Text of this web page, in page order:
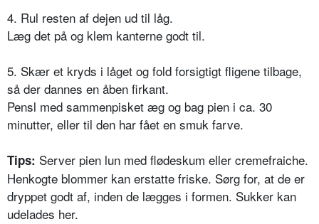
4. Rul resten af dejen ud til låg.
Læg det på og klem kanterne godt til.
5. Skær et kryds i låget og fold forsigtigt fligene tilbage,
så der dannes en åben firkant.
Pensl med sammenpisket æg og bag pien i ca. 30
minutter, eller til den har fået en smuk farve.
Tips: Server pien lun med flødeskum eller cremefraiche.
Henkogte blommer kan erstatte friske. Sørg for, at de er
dryppet godt af, inden de lægges i formen. Sukker kan
udelades her.